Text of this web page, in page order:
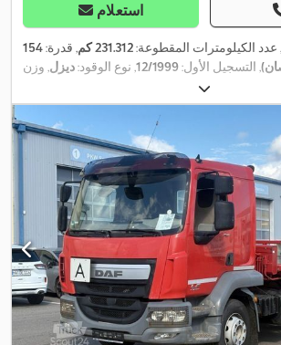
استعلام
, عدد الكيلومترات المقطوعة:231.312 كم , قدرة:154
, التسجيل الأول:12/1999, نوع الوقود:ديزل, وزن
, الوزن الأقصى للحمولة:
14.000 كجم
, مقاس الإطار:-, تكوين المحور: 4x2 ,
الانبعاثات:
, سنة الصنع: , معدات:رافعة